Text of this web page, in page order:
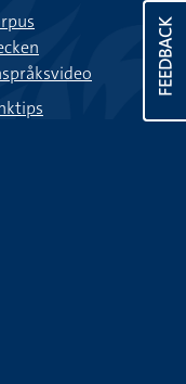
FEEDBACK